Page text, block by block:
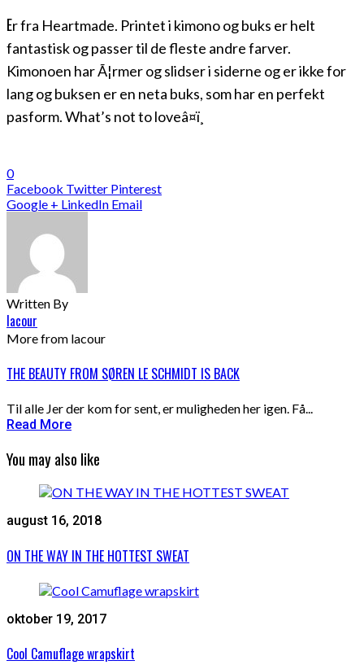
Er fra Heartmade. Printet i kimono og buks er helt
fantastisk og passer til de fleste andre farver.
Kimonoen har Ã¦rmer og slidser i siderne og er ikke for
lang og buksen er en neta buks, som har en perfekt
pasform. What’s not to loveâ¤ï¸
0
Facebook Twitter Pinterest
Google + LinkedIn Email
Written By
lacour
More from lacour
THE BEAUTY FROM SØREN LE SCHMIDT IS BACK
Til alle Jer der kom for sent, er muligheden her igen. Få...
Read More
You may also like
august 16, 2018
ON THE WAY IN THE HOTTEST SWEAT
oktober 19, 2017
Cool Camuflage wrapskirt